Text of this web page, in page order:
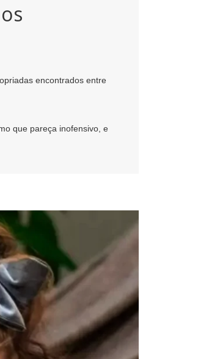
encontrados entre
que pareça inofensivo, e